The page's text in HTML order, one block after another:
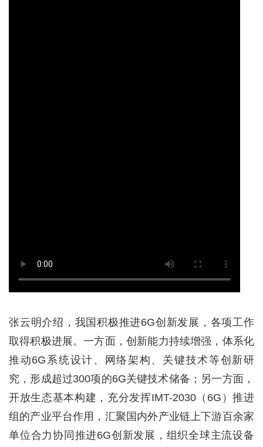
张云明介绍，我国积极推进6G创新发展，各项工作
取得积极进展。一方面，创新能力持续增强，体系化
推动6G系统设计、网络架构、关键技术等创新研
究，形成超过300项的6G关键技术储备；另一方面，
开放生态基本构建，充分发挥IMT-2030（6G）推进
组的产业平台作用，汇聚国内外产业链上下游百余家
单位合力协同推进6G创新发展，组织全球主流设备